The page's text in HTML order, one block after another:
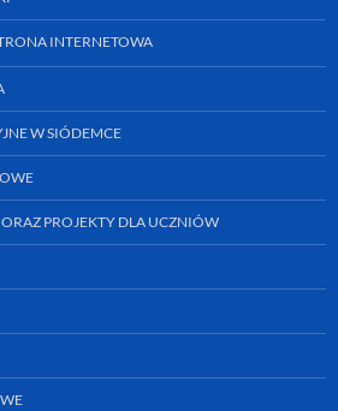
INTERNETOWA
W SIÓDEMCE
PROJEKTY DLA UCZNIÓW